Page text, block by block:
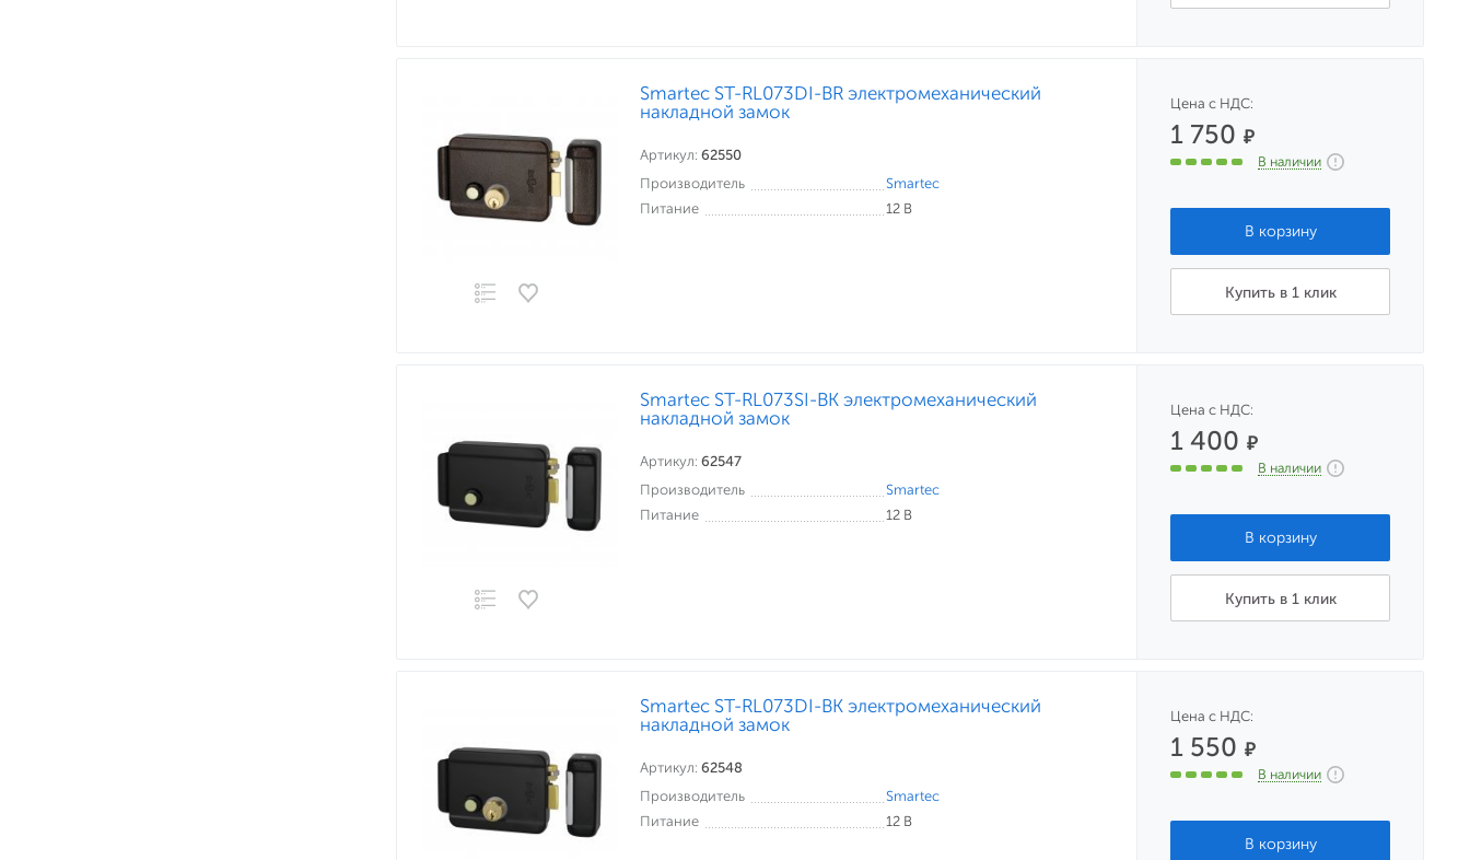
Smartec ST-RL073DI-BR электромеханический
накладной замок
Артикул: 62550
Производитель
Smartec
Питание
12 В
Цена с НДС:
1 750₽
В наличии
Купить в 1 клик
Smartec ST-RL073SI-BK электромеханический
накладной замок
Артикул: 62547
Производитель
Smartec
Питание
12 В
Цена с НДС:
1 400₽
В наличии
Купить в 1 клик
Smartec ST-RL073DI-BK электромеханический
накладной замок
Артикул: 62548
Производитель
Smartec
Питание
12 В
Цена с НДС:
1 550₽
В наличии